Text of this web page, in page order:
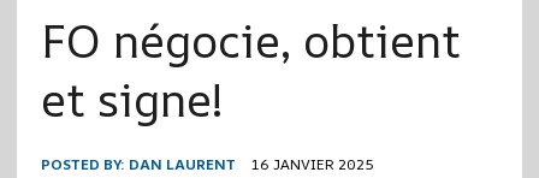
FO négocie, obtient
et signe!
POSTED BY: DAN LAURENT 16 JANVIER 2025